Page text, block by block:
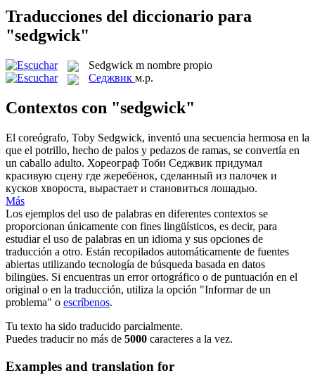
Traducciones del diccionario para
"sedgwick"
Sedgwick m nombre propio
Седжвик м.р.
Contextos con "sedgwick"
El coreógrafo, Toby Sedgwick, inventó una secuencia hermosa en la
que el potrillo, hecho de palos y pedazos de ramas, se convertía en
un caballo adulto. Хореограф Тоби Седжвик придумал
красивую сцену где жеребёнок, сделанный из палочек и
кусков хвороста, вырастает и становиться лошадью.
Más
Los ejemplos del uso de palabras en diferentes contextos se
proporcionan únicamente con fines lingüísticos, es decir, para
estudiar el uso de palabras en un idioma y sus opciones de
traducción a otro. Están recopilados automáticamente de fuentes
abiertas utilizando tecnología de búsqueda basada en datos
bilingües. Si encuentras un error ortográfico o de puntuación en el
original o en la traducción, utiliza la opción "Informar de un
problema" o escríbenos.
Tu texto ha sido traducido parcialmente.
Puedes traducir no más de 5000 caracteres a la vez.
Examples and translation for